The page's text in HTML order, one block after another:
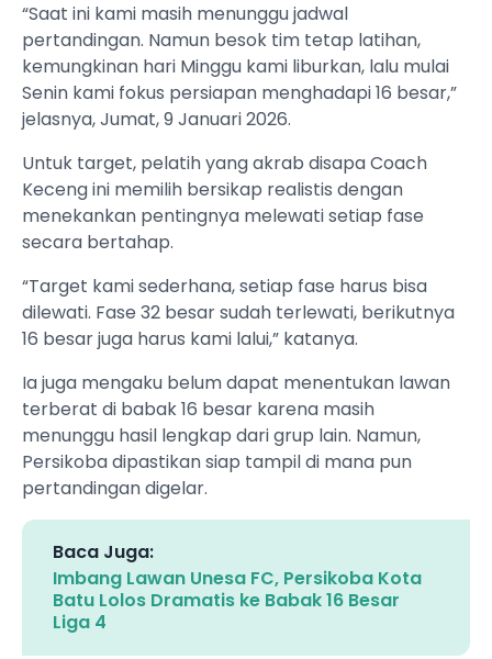
“Saat ini kami masih menunggu jadwal
pertandingan. Namun besok tim tetap latihan,
kemungkinan hari Minggu kami liburkan, lalu mulai
Senin kami fokus persiapan menghadapi 16 besar,”
jelasnya, Jumat, 9 Januari 2026.
Untuk target, pelatih yang akrab disapa Coach
Keceng ini memilih bersikap realistis dengan
menekankan pentingnya melewati setiap fase
secara bertahap.
“Target kami sederhana, setiap fase harus bisa
dilewati. Fase 32 besar sudah terlewati, berikutnya
16 besar juga harus kami lalui,” katanya.
Ia juga mengaku belum dapat menentukan lawan
terberat di babak 16 besar karena masih
menunggu hasil lengkap dari grup lain. Namun,
Persikoba dipastikan siap tampil di mana pun
pertandingan digelar.
Baca Juga:
Imbang Lawan Unesa FC, Persikoba Kota
Batu Lolos Dramatis ke Babak 16 Besar
Liga 4